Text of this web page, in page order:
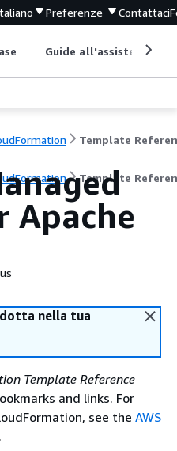
Preferenze Contattaci
Guide all'assistenza
Template
Template
Apache
nella tua
Template Reference
and links. For
see the AWS
.